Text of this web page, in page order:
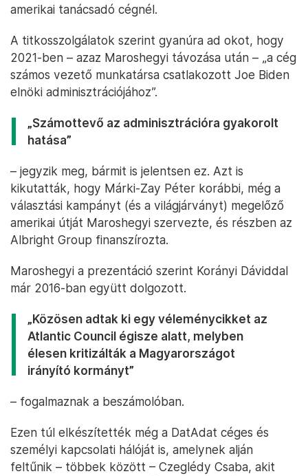
amerikai tanácsadó cégnél.
A titkosszolgálatok szerint gyanúra ad okot, hogy
2021-ben – azaz Maroshegyi távozása után – „a cég
számos vezető munkatársa csatlakozott Joe Biden
elnöki adminisztrációjához”.
„Számottevő az adminisztrációra gyakorolt
hatása”
– jegyzik meg, bármit is jelentsen ez. Azt is
kikutatták, hogy Márki-Zay Péter korábbi, még a
választási kampányt (és a világjárványt) megelőző
amerikai útját Maroshegyi szervezte, és részben az
Albright Group finanszírozta.
Maroshegyi a prezentáció szerint Korányi Dáviddal
már 2016-ban együtt dolgozott.
„Közösen adtak ki egy véleménycikket az
Atlantic Council égisze alatt, melyben
élesen kritizálták a Magyarországot
irányító kormányt”
– fogalmaznak a beszámolóban.
Ezen túl elkészítették még a DatAdat céges és
személyi kapcsolati hálóját is, amelynek alján
feltűnik – többek között – Czeglédy Csaba, akit